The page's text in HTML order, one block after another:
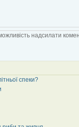
надсилати
спеки?